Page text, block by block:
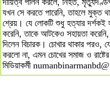
যখন সে করতে পারেনি, তাহলে মুক্ত
শ্রেয়। যে লোকটি শুধু হত্যার দর্শকই
করেনি, তাকে আটকেও সহায়তা
দিলেন বিচারক। চোখার থাকার পরও,
করলো না, এমন চোখের সমাজ ও
মিডিয়াকর্মী